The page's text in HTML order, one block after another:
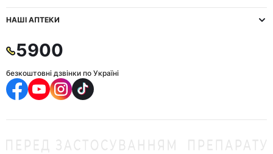
НАШІ АПТЕКИ
5900
безкоштовні дзвінки по Україні